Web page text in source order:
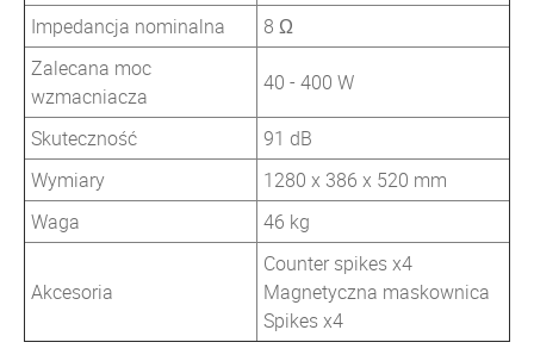
Impedancja nominalna
8 Ω
Zalecana moc
wzmacniacza
40 - 400 W
Skuteczność
91 dB
Wymiary
1280 x 386 x 520 mm
Waga
46 kg
Akcesoria
Counter spikes x4
Magnetyczna maskownica
Spikes x4